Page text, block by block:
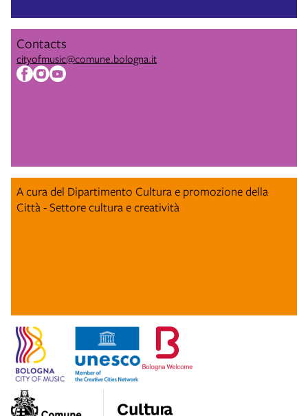
Contacts
cityofmusic@comune.bologna.it
A cura del Dipartimento Cultura e promozione della
Città - Settore cultura e creatività